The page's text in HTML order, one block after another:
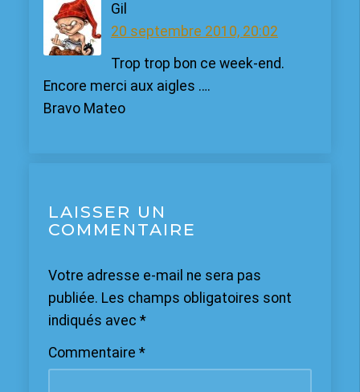
Gil
20 septembre 2010, 20:02
Trop trop bon ce week-end.
Encore merci aux aigles ….
Bravo Mateo
LAISSER UN
COMMENTAIRE
Votre adresse e-mail ne sera pas
publiée. Les champs obligatoires sont
indiqués avec *
Commentaire *